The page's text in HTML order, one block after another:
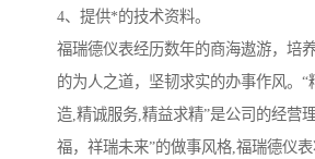
4、提供*的技术资料。
福瑞德仪表经历数年的商海遨游，培
的为人之道，坚韧求实的办事作风。“
造,精诚服务,精益求精”是公司的经营
福，祥瑞未来”的做事风格,福瑞德仪